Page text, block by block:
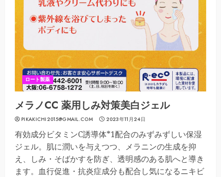
ロート製薬
メラノCC 薬用しみ対策美白ジェル
PIKAKICHI2015@GMAIL.COM 2023年11月24日
有効成分ビタミンC誘導体*1配合のみずみずしい保湿
ジェル。肌に潤いを与えつつ、メラニンの生成を抑
え、しみ・そばかすを防ぎ、透明感のある肌へと導き
ます。血行促進・抗炎症成分も配合し気になるニキビ